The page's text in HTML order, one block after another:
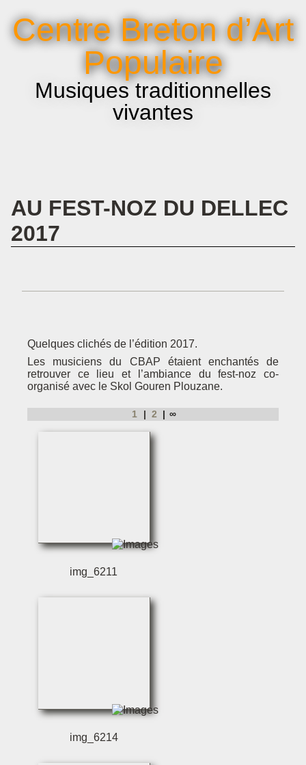
Centre Breton d’Art
Populaire
Musiques traditionnelles
vivantes
Infos pratiques
AU FEST-NOZ DU DELLEC
2017
Quelques clichés de l’édition 2017.
Les musiciens du CBAP étaient enchantés de
retrouver ce lieu et l’ambiance du fest-noz co-
organisé avec le Skol Gouren Plouzane.
1 2 ∞
img_6211
img_6214